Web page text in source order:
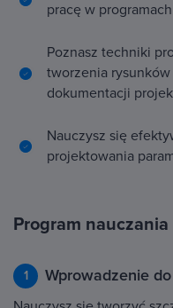
pracę w
Poznasz techniki
tworzenia
dokumentacji
Nauczysz się
projektowania
Program nauczania
1 Wprowadzenie